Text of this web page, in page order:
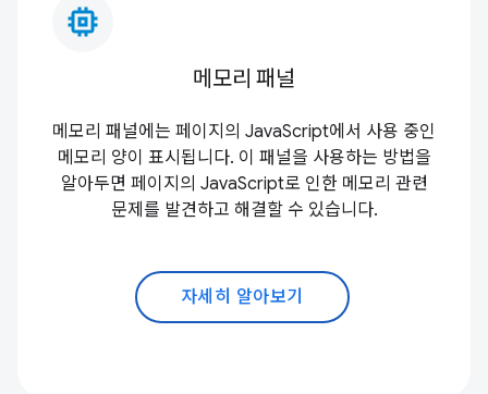
memory_alt
메모리 패널
메모리 패널에는 페이지의 JavaScript에서 사용 중인
메모리 양이 표시됩니다. 이 패널을 사용하는 방법을
알아두면 페이지의 JavaScript로 인한 메모리 관련
문제를 발견하고 해결할 수 있습니다.
자세히 알아보기